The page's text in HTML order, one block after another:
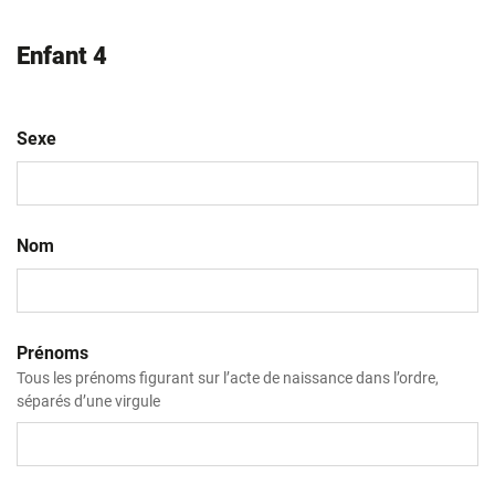
Enfant 4
Sexe
Nom
Prénoms
Tous les prénoms figurant sur l’acte de naissance dans l’ordre,
séparés d’une virgule